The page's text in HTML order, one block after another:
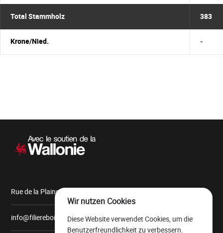
Total Stammholz 383
Krone/Nied. -
Sekundärnavigation
Rue de la Plaine, 9 6900 Marche-en-Famenne
info@filiereboiswallonie.be
Wir nutzen Cookies
Diese Website verwendet Cookies, um die
Benutzerfreundlichkeit zu verbessern.